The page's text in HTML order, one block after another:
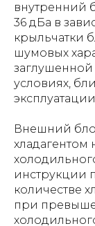
внутренний
36 дБа в
крыльчатки
шумовых
заглушенной
условиях,
Внешний
хладагентом
инструкции
количестве
при